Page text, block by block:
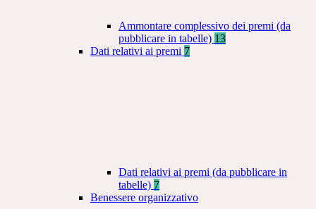
Ammontare complessivo dei premi (da
pubblicare in tabelle) 13
Dati relativi ai premi 7
Dati relativi ai premi (da pubblicare in
tabelle) 7
Benessere organizzativo